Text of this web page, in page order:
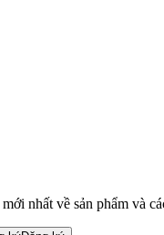
nhất về sản phẩm và